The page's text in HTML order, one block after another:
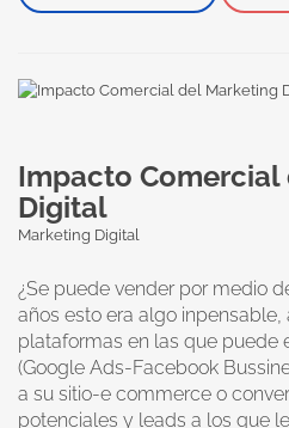
Impacto Comercial
Digital
Marketing Digital
¿Se puede vender por medio
años esto era algo
plataformas en las que puede
(Google Ads-Facebook
a su sitio-e commerce o
potenciales y leads a los que